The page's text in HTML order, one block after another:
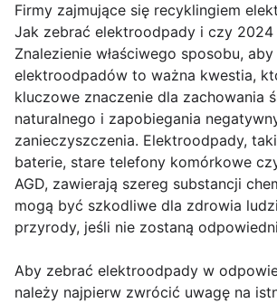
Firmy zajmujące się recyklingiem
Jak zebrać elektroodpady i czy 2024
Znalezienie właściwego sposobu,
elektroodpadów to ważna kwestia,
kluczowe znaczenie dla zachowania
naturalnego i zapobiegania
zanieczyszczenia. Elektroodpady,
baterie, stare telefony komórkowe
AGD, zawierają szereg substancji
mogą być szkodliwe dla zdrowia
przyrody, jeśli nie zostaną
Aby zebrać elektroodpady w
należy najpierw zwrócić uwagę na